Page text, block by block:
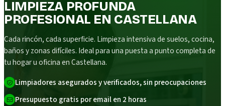
LIMPIEZA PROFUNDA
PROFESIONAL EN CASTELLANA
Cada rincón, cada superficie. Limpieza intensiva de suelos, cocina,
baños y zonas difíciles. Ideal para una puesta a punto completa de
tu hogar u oficina en Castellana.
Limpiadores asegurados y verificados, sin preocupaciones
Presupuesto gratis por email en 2 horas